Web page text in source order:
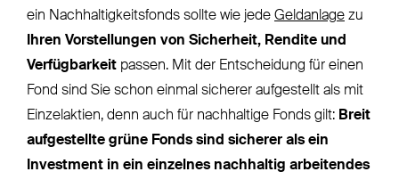
ein Nachhaltigkeitsfonds sollte wie jede Geldanlagezu
Ihren Vorstellungen von Sicherheit, Rendite und
Verfügbarkeitpassen. Mit der Entscheidung für einen
Fond sind Sie schon einmal sicherer aufgestellt als mit
Einzelaktien, denn auch für nachhaltige Fonds gilt: Breit
aufgestellte grüne Fonds sind sicherer als ein
Investment in ein einzelnes nachhaltig arbeitendes